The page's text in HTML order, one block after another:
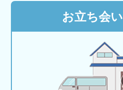
お立ち会